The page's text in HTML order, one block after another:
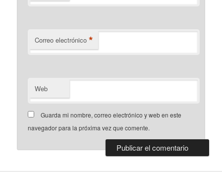
Correo electrónico *
Web
Guarda mi nombre, correo electrónico y web en este
navegador para la próxima vez que comente.